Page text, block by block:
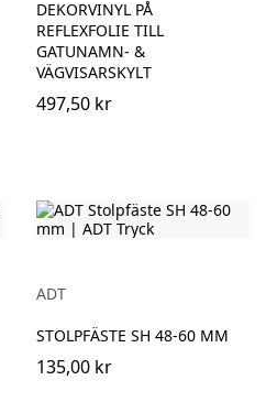
DEKORVINYL PÅ
REFLEXFOLIE TILL
GATUNAMN- &
VÄGVISARSKYLT
497,50 kr
ADT
STOLPFÄSTE SH 48-60 MM
135,00 kr